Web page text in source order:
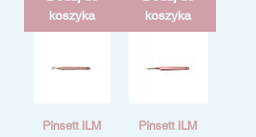
koszyka
koszyka
Pinsett ILM Pinsett ILM